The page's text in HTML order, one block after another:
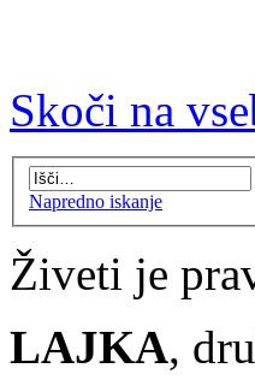
Skoči na
Napredno iskanje
Živeti je
LAJKA,